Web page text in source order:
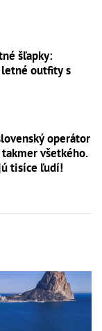
šľapky:
letné outfity s
operátor
všetkého.
tisíce ľudí!